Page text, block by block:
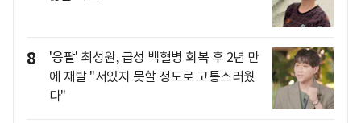
8
'응팔' 최성원, 급성 백혈병 회복 후 2년 만
에 재발 "서있지 못할 정도로 고통스러웠
다"